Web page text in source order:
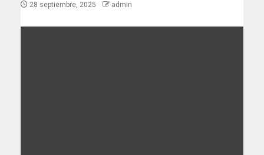
28 septiembre, 2025 admin